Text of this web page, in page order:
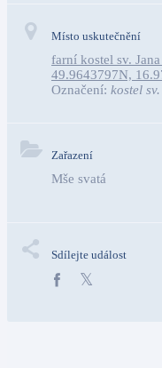
Místo uskutečnění
farní kostel sv.
49.9643797N,
Označení: kostel
Zařazení
Mše svatá
Sdílejte událost